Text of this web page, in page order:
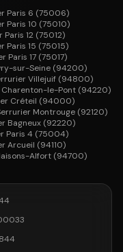
Paris 6 (75006)
Paris 10 (75010)
Paris 12 (75012)
Paris 15 (75015)
Paris 17 (75017)
sur-Seine(94200)
Villejuif (94800)
Charenton-le-Pont(94220)
Créteil (94000)
Montrouge (92120)
Bagneux (92220)
Paris 4 (75004)
Arcueil (94110)
Alfort(94700)